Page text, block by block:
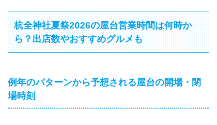
杭全神社夏祭2026の屋台営業時間は何時か
ら？出店数やおすすめグルメも
例年のパターンから予想される屋台の開場・閉
場時刻